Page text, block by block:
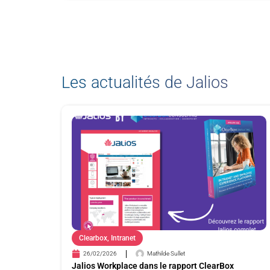
Les actualités de Jalios
Clearbox, Intranet
26/02/2026 Mathilde Sullet
Jalios Workplace dans le rapport ClearBox